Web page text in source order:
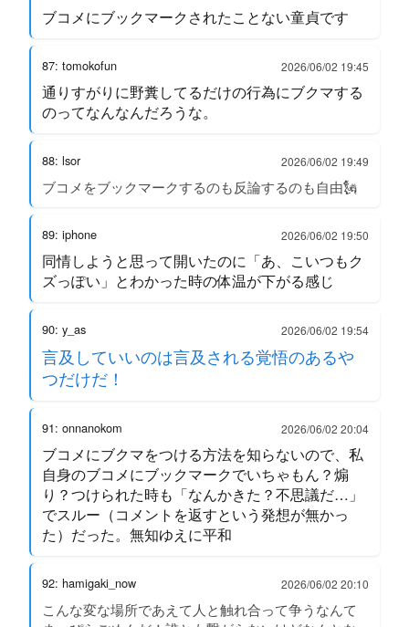
ブコメにブックマークされたことない童貞です
87: tomokofun 2026/06/02 19:45
通りすがりに野糞してるだけの行為にブクマする
のってなんなんだろうな。
88: lsor 2026/06/02 19:49
ブコメをブックマークするのも反論するのも自由🗽
89: iphone 2026/06/02 19:50
同情しようと思って開いたのに「あ、こいつもク
ズっぽい」とわかった時の体温が下がる感じ
90: y_as 2026/06/02 19:54
言及していいのは言及される覚悟のあるや
つだけだ！
91: onnanokom 2026/06/02 20:04
ブコメにブクマをつける方法を知らないので、私
自身のブコメにブックマークでいちゃもん？煽
り？つけられた時も「なんかきた？不思議だ…」
でスルー（コメントを返すという発想が無かっ
た）だった。無知ゆえに平和
92: hamigaki_now 2026/06/02 20:10
こんな変な場所であえて人と触れ合って争うなんて